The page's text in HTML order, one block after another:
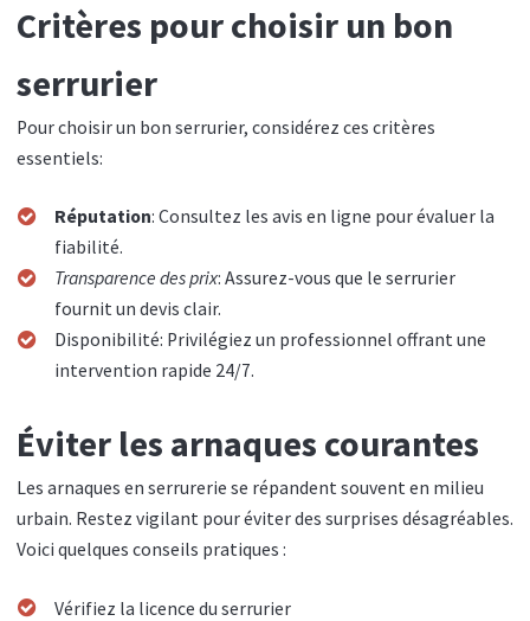
Critères pour choisir un bon
serrurier
Pour choisir un bon serrurier, considérez ces critères
essentiels:
Réputation: Consultez les avis en ligne pour évaluer la
fiabilité.
Transparence des prix: Assurez-vous que le serrurier
fournit un devis clair.
Disponibilité: Privilégiez un professionnel offrant une
intervention rapide 24/7.
Éviter les arnaques courantes
Les arnaques en serrurerie se répandent souvent en milieu
urbain. Restez vigilant pour éviter des surprises désagréables.
Voici quelques conseils pratiques :
Vérifiez la licence du serrurier